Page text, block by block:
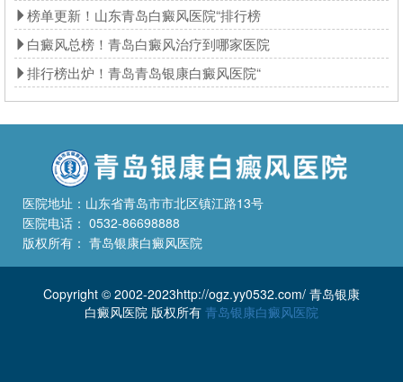
榜单更新！山东青岛白癜风医院“排行榜
白癜风总榜！青岛白癜风治疗到哪家医院
排行榜出炉！青岛青岛银康白癜风医院“
医院地址：山东省青岛市市北区镇江路13号
医院电话： 0532-86698888
版权所有： 青岛银康白癜风医院
Copyright © 2002-2023http://ogz.yy0532.com/ 青岛银康
白癜风医院 版权所有 青岛银康白癜风医院